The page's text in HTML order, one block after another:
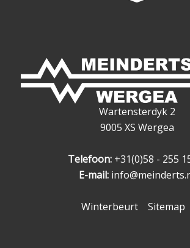
Wartensterdyk 2
9005 XS Wergea
Telefoon: +31(0)58 - 255
E-mail:
Winterbeurt Sitemap